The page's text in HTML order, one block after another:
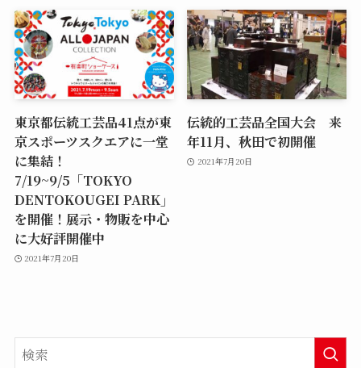
東京都伝統工芸品41点が東
京スポーツスクエアに一堂
に集結！
7/19~9/5「TOKYO
DENTOKOUGEI PARK」
を開催！展示・物販を中心
に大好評開催中
2021年7月20日
伝統的工芸品全国大会 来
年11月、秋田で初開催
2021年7月20日